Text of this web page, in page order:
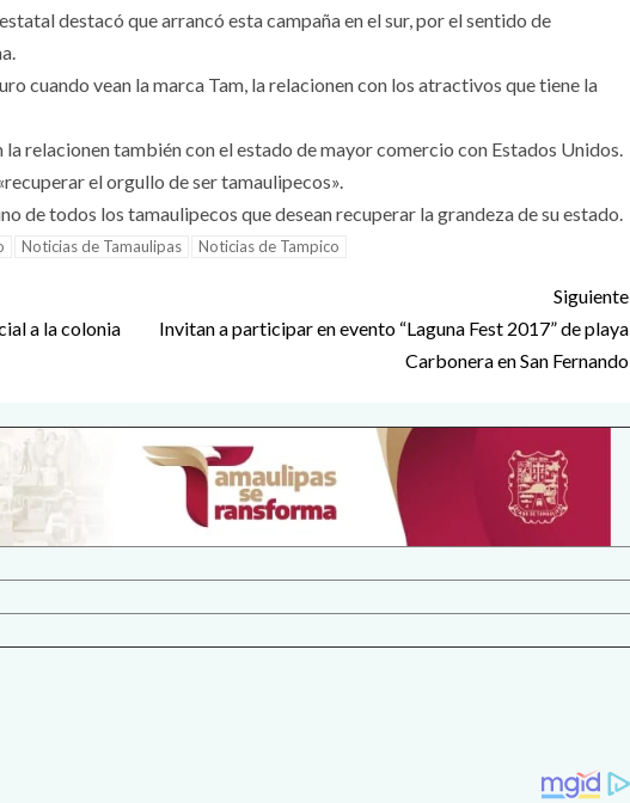
destacó que arrancó esta campaña en el sur, por el sentido de
cuando vean la marca Tam, la relacionen con los atractivos que tiene la
la relacionen también con el estado de mayor comercio con Estados Unidos.
el orgullo de ser tamaulipecos».
de todos los tamaulipecos que desean recuperar la grandeza de su estado.
Noticias de Tamaulipas Noticias de Tampico
a la colonia
Siguiente
Invitan a participar en evento “Laguna Fest 2017” de playa
Carbonera en San Fernando